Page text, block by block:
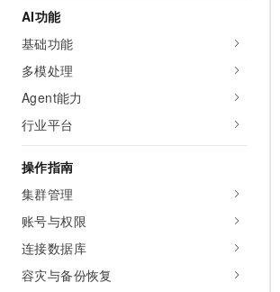
AI功能
基础功能
多模处理
Agent能力
行业平台
操作指南
集群管理
账号与权限
连接数据库
容灾与备份恢复
安全
中间件
数据库
大数据计算
媒体服务
企业服务与云通信
终端用户计算
网络
可观测
上云与迁云
企业出海